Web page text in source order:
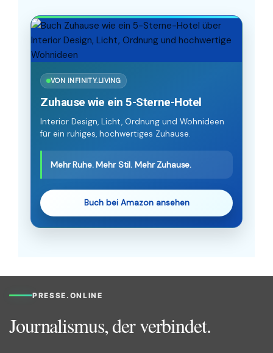
VON INFINITY.LIVING
Zuhause wie ein 5-Sterne-Hotel
Interior Design, Licht, Ordnung und Wohnideen
für ein ruhiges, hochwertiges Zuhause.
Mehr Ruhe. Mehr Stil. Mehr Zuhause.
Buch bei Amazon ansehen
PRESSE.ONLINE
Journalismus, der verbindet.